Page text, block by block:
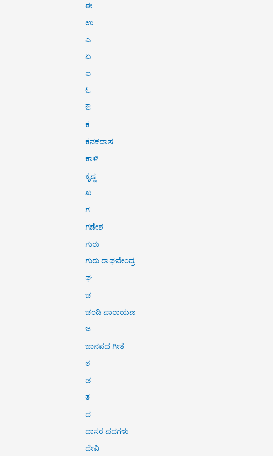
ಈ
ಉ
ಎ
ಏ
ಐ
ಓ
ಔ
ಕ
ಕನಕದಾಸ
ಕಾಳಿ
ಕೃಷ್ಣ
ಖ
ಗ
ಗಣೇಶ
ಗುರು
ಗುರು ರಾಘವೇಂದ್ರ
ಘ
ಚ
ಚಂಡಿ ಪಾರಾಯಣ
ಜ
ಜಾನಪದ ಗೀತೆ
ಠ
ಡ
ತ
ದ
ದಾಸರ ಪದಗಳು
ದೇವಿ